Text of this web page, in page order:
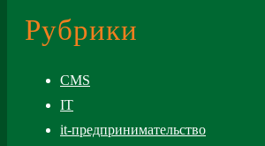
Рубрики
CMS
IT
it-предпринимательство